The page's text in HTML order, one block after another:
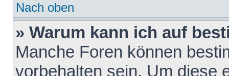
Nach oben
» Warum kann ich auf
Manche Foren können
vorbehalten sein. Um diese